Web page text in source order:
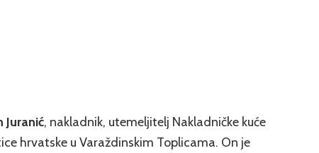
Juranić, nakladnik, utemeljitelj Nakladničke kuće
hrvatske u Varaždinskim Toplicama. On je